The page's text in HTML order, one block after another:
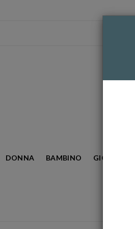
DONNA BAMBINO GIOIELLERIA